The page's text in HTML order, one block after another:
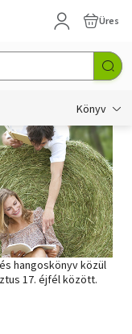
Üres
Könyv
hangoskönyv közül
17. éjfél között.